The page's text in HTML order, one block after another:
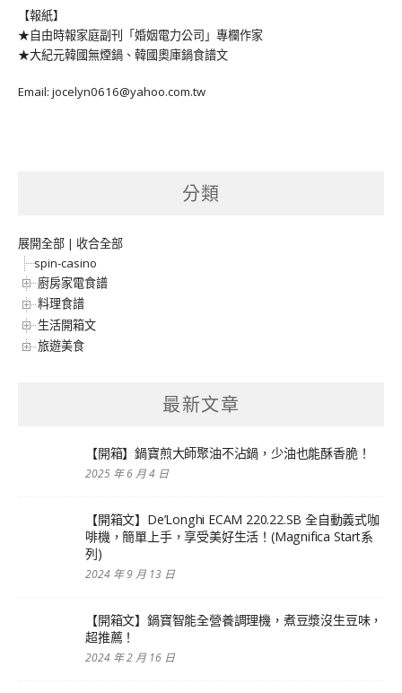
【報紙】
★自由時報家庭副刊「婚姻電力公司」專欄作家
★大紀元韓國無煙鍋、韓國奧庫鍋食譜文
Email: jocelyn0616@yahoo.com.tw
分類
展開全部 | 收合全部
spin-casino
廚房家電食譜
料理食譜
生活開箱文
旅遊美食
最新文章
【開箱】鍋寶煎大師聚油不沾鍋，少油也能酥香脆！
2025 年 6 月 4 日
【開箱文】De’Longhi ECAM 220.22.SB 全自動義式咖
啡機，簡單上手，享受美好生活！(Magnifica Start系
列)
2024 年 9 月 13 日
【開箱文】鍋寶智能全營養調理機，煮豆漿沒生豆味，
超推薦！
2024 年 2 月 16 日